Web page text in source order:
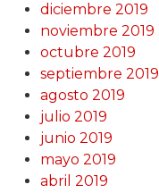
diciembre 2019
noviembre 2019
octubre 2019
septiembre 2019
agosto 2019
julio 2019
junio 2019
mayo 2019
abril 2019